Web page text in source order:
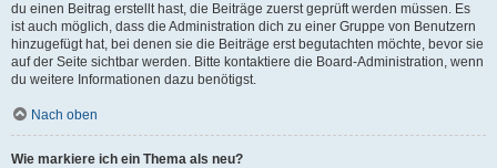
du einen Beitrag erstellt hast, die Beiträge zuerst geprüft werden müssen. Es
ist auch möglich, dass die Administration dich zu einer Gruppe von Benutzern
hinzugefügt hat, bei denen sie die Beiträge erst begutachten möchte, bevor sie
auf der Seite sichtbar werden. Bitte kontaktiere die Board-Administration, wenn
du weitere Informationen dazu benötigst.
Nach oben
Wie markiere ich ein Thema als neu?